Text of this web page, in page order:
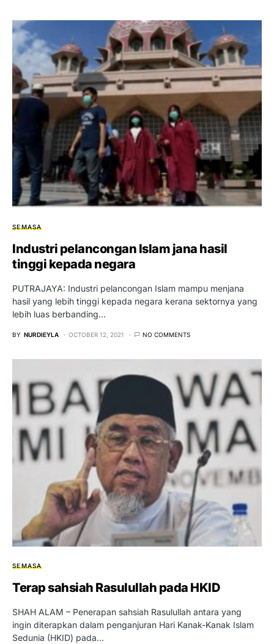
SEMASA
Industri pelancongan Islam jana hasil
tinggi kepada negara
PUTRAJAYA: Industri pelancongan Islam mampu menjana
hasil yang lebih tinggi kepada negara kerana sektornya yang
lebih luas berbanding…
BY NURDIEYLA OCTOBER 12, 2021 NO COMMENTS
SEMASA
Terap sahsiah Rasulullah pada HKID
SHAH ALAM – Penerapan sahsiah Rasulullah antara yang
ingin diterapkan dalam penganjuran Hari Kanak-Kanak Islam
Sedunia (HKID) pada…